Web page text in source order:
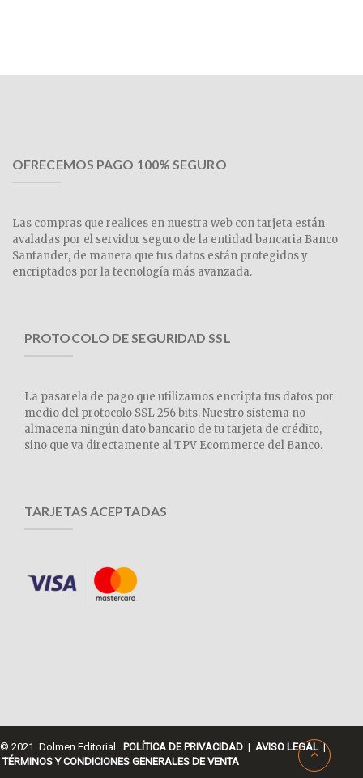
OFRECEMOS PAGO 100% SEGURO
Las compras que realices en nuestra web con tarjeta están
avaladas por el servidor seguro de la entidad bancaria Banco
Santander, de manera que tus datos están protegidos y
encriptados por la tecnología más avanzada.
PROTOCOLO DE SEGURIDAD SSL
La pasarela de pago que utilizamos encripta tus datos por
medio del protocolo SSL 256 bits. Nuestro sistema no
almacena ningún dato bancario de tu tarjeta de crédito,
sino que va directamente al TPV Ecommerce del Banco.
TARJETAS ACEPTADAS
© 2021 Dolmen Editorial. POLÍTICA DE PRIVACIDAD | AVISO LEGAL |
TÉRMINOS Y CONDICIONES GENERALES DE VENTA